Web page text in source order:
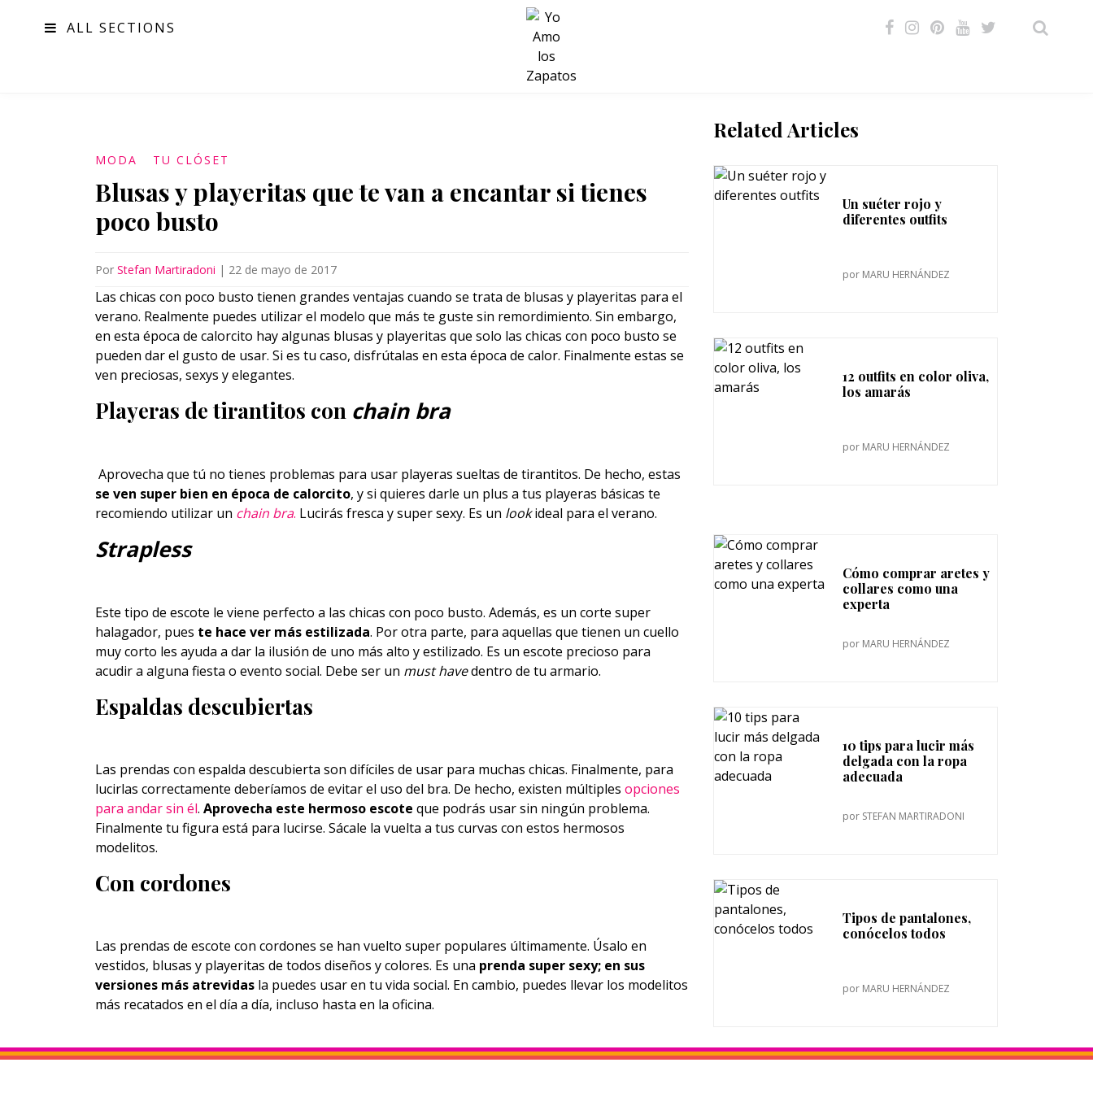
ALL SECTIONS
SALUD
MODA TU CLÓSET
Blusas y playeritas que te van a encantar si tienes
poco busto
Por Stefan Martiradoni | 22 de mayo de 2017
Las chicas con poco busto tienen grandes ventajas cuando se trata de blusas y playeritas para el
verano. Realmente puedes utilizar el modelo que más te guste sin remordimiento. Sin embargo,
en esta época de calorcito hay algunas blusas y playeritas que solo las chicas con poco busto se
pueden dar el gusto de usar. Si es tu caso, disfrútalas en esta época de calor. Finalmente estas se
ven preciosas, sexys y elegantes.
Playeras de tirantitos con chain bra
Aprovecha que tú no tienes problemas para usar playeras sueltas de tirantitos. De hecho, estas
se ven super bien en época de calorcito, y si quieres darle un plus a tus playeras básicas te
recomiendo utilizar un chain bra. Lucirás fresca y super sexy. Es un lookideal para el verano.
Strapless
Este tipo de escote le viene perfecto a las chicas con poco busto. Además, es un corte super
halagador, pues te hace ver más estilizada. Por otra parte, para aquellas que tienen un cuello
muy corto les ayuda a dar la ilusión de uno más alto y estilizado. Es un escote precioso para
acudir a alguna fiesta o evento social. Debe ser un must havedentro de tu armario.
Espaldas descubiertas
Las prendas con espalda descubierta son difíciles de usar para muchas chicas. Finalmente, para
lucirlas correctamente deberíamos de evitar el uso del bra. De hecho, existen múltiples opciones
para andar sin él. Aprovecha este hermoso escote que podrás usar sin ningún problema.
Finalmente tu figura está para lucirse. Sácale la vuelta a tus curvas con estos hermosos
modelitos.
Con cordones
Las prendas de escote con cordones se han vuelto super populares últimamente. Úsalo en
vestidos, blusas y playeritas de todos diseños y colores. Es una prenda super sexy; en sus
versiones más atrevidas la puedes usar en tu vida social. En cambio, puedes llevar los modelitos
más recatados en el día a día, incluso hasta en la oficina.
Related Articles
Un suéter rojo y
diferentes outfits
por MARU HERNÁNDEZ
12 outfits en color oliva,
los amarás
por MARU HERNÁNDEZ
Cómo comprar aretes y
collares como una
experta
por MARU HERNÁNDEZ
10 tips para lucir más
delgada con la ropa
adecuada
por STEFAN MARTIRADONI
Tipos de pantalones,
conócelos todos
por MARU HERNÁNDEZ